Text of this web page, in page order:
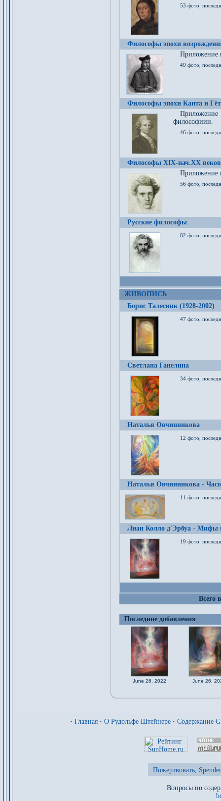
53 фото,
Философы эпохи
Приложение
49 фото,
Философы эпохи Канта и
философиии.
46 фото,
Философы XIX-нач.XX веков
Приложение
56 фото,
Русские философы
82 фото,
ЖИВОПИСЬ
Борис Талесник (1928-2002)
47 фото,
Светлана Ганелина
34 фото,
Наталья Овчинникова
12 фото,
Наталья Овчинникова -
11 фото,
Лиан Колло д'Эрбуа - Мифы
19 фото,
Всего
Последние добавления
June 26, 2022 June 26,
· Главная · О Рудольфе Штейнере · Содержание
Пожертвовать,
Вопросы по